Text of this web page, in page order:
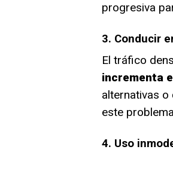
progresiva
3. Conducir
El tráfico
incrementa
alternativas
este
4. Uso